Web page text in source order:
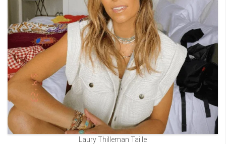
Laury Thilleman Taille